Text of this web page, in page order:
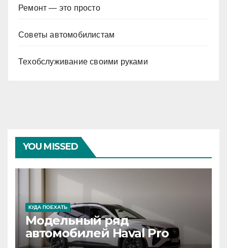
Ремонт — это просто
Советы автомобилистам
Техобслуживание своими руками
YOU MISSED
КУДА ПОЕХАТЬ
Модельный ряд
автомобилей Haval Pro